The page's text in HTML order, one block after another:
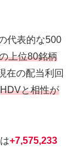
代表的な500
上位80銘柄
在の配当利回
HDVと相性が
+7,575,233